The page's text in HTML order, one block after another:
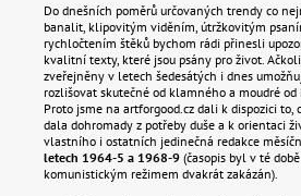
Do dnešních poměrů určovaných trendy co
banalit, klipovitým viděním, útržkovitým
rychločtením štěků bychom rádi přinesli
kvalitní texty, které jsou psány pro život.
zveřejněny v letech šedesátých i dnes
rozlišovat skutečné od klamného a moudré od
Proto jsme na artforgood.cz dali k dispozici to,
dala dohromady z potřeby duše a k orientaci
vlastního i ostatních jedinečná redakce
letech 1964-5 a 1968-9 (časopis byl v té době
komunistickým režimem dvakrát zakázán).